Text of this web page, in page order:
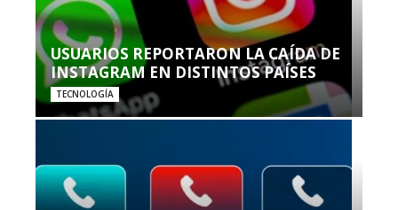
USUARIOS REPORTARON LA CAÍDA DE
INSTAGRAM EN DISTINTOS PAÍSES
TECNOLOGÍA